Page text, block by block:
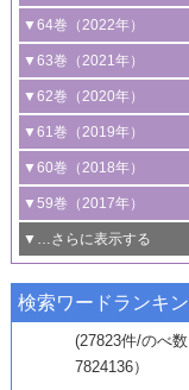
3号 有機分子変換やCO
光触媒に関する最近の研
B号 第137回触媒討論会
2号 水素製造のための水
る最近の研究
3号 オレフィン系樹脂の
る最新技術
4号 アルコール類の効率
る非貴金属触媒の研究動向
5号 ゼオライトの合成と
究動向
6号 ヘテロ接合界面
B号 第135回触媒討論会
2号 規制反応場を活用し
の新展開
3号 未踏分子変換を目指
ロセスの最前線
4号 シンクロトロン放射
線を利用した触媒解析技
5号 単原子触媒
6号 参照触媒委員会からの
B号 第133回触媒討論会
1号 炭素が関わる触媒機能
2号 プラスチックケミカ
ための触媒技術
3号 非酸化物系金属化合
触媒材料の開発
4号 格子酸素・格子酸素
触媒反応
5号 生体触媒によるエネ
6号 窒素とリンの循環の
能性材料
▼64巻（2022年）
1号 合成ガス製造とCOを
ズ合成の最新動向
2号 化学品合成のための
3号 CO の排出削減およ
めの触媒技術
4号 若手による情報発信
若き触媒の研究者たち～（
若き触媒の研究者たち～
6号 石油のノーブル・ユ
触媒技術
▼63巻（2021年）
1号 金触媒の新展開
2号 ペロブスカイト
3号 特殊反応場を利用し
換反応
4号 多孔質材料を用いた
5号 情報学的手法を用い
6号 カーボンニュートラ
技術
B号 第127回触媒討論会
ライン開催(Zoom)のみ）
▼62巻（2020年）
1号 触媒設計を拓く欠陥
タリゼーション
2号 機能化学品製造に資
触媒的酸化反応
3号 水処理のための触媒化
4号 光触媒を用いた水分
動向
5号 次世代の触媒プロセ
▼61巻（2019年）
1号 物質移動制御に着目
ス開発
2号 CO2 フリー水素サプ
関わる触媒開発動向
3号 精密高分子合成に関
動向
4号 バイオマス化成品製
▼60巻（2018年）
1号 固体酸触媒の最新の研
2号 二酸化炭素からの有
3号 ナノ粒子・クラスタ
4号 60周年記念企画
5号 進化するゼオライト合
6号 非貴金属系触媒にお
▼59巻（2017年）
1号 いたるところに，触媒
最先端技術
3号 無機分離膜材料の開
ロセスへの適用
▼…さらに表示する
1号 ユニークな構造の高分
2号 リグニンからの化成品
▼57巻（2015年）
1号 水素キャリアにかかわ
▼56巻（2014年）
検索ワードランキ
(27823件/のべ数
7824136）